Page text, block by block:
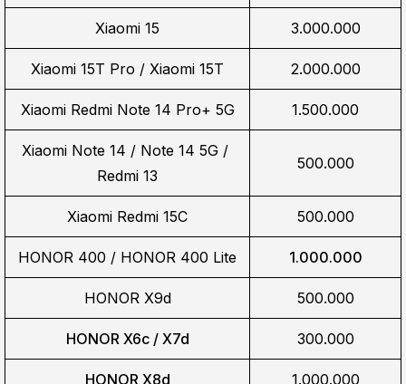
Xiaomi 15 3.000.000
Xiaomi 15T Pro / Xiaomi 15T 2.000.000
Xiaomi Redmi Note 14 Pro+ 5G 1.500.000
Xiaomi Note 14 / Note 14 5G /
Redmi 13
500.000
Xiaomi Redmi 15C 500.000
HONOR 400 / HONOR 400 Lite 1.000.000
HONOR X9d 500.000
HONOR X6c / X7d 300.000
HONOR X8d 1.000.000